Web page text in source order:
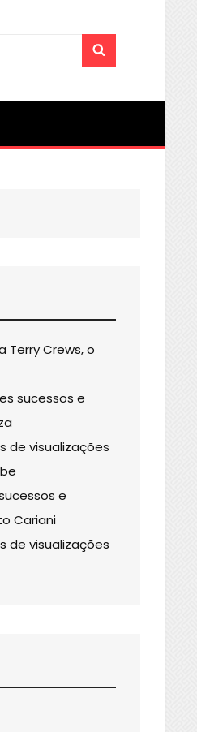
Terry Crews, o
sucessos e
de visualizações
e
Cariani
de visualizações